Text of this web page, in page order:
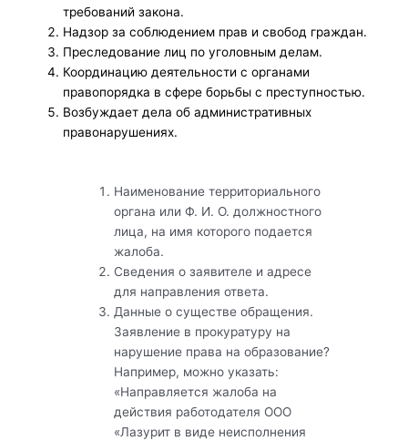
требований закона.
Надзор за соблюдением прав и свобод граждан.
Преследование лиц по уголовным делам.
Координацию деятельности с органами
правопорядка в сфере борьбы с преступностью.
Возбуждает дела об административных
правонарушениях.
Наименование территориального
органа или Ф. И. О. должностного
лица, на имя которого подается
жалоба.
Сведения о заявителе и адресе
для направления ответа.
Данные о существе обращения.
Заявление в прокуратуру на
нарушение права на образование?
Например, можно указать:
«Направляется жалоба на
действия работодателя ООО
«Лазурит в виде неисполнения